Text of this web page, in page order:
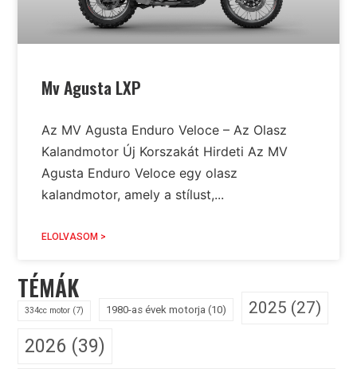
Mv Agusta LXP
Az MV Agusta Enduro Veloce – Az Olasz
Kalandmotor Új Korszakát Hirdeti Az MV
Agusta Enduro Veloce egy olasz
kalandmotor, amely a stílust,...
ELOLVASOM >
TÉMÁK
334cc motor (7) 1980-as évek motorja (10) 2025 (27)
2026 (39)